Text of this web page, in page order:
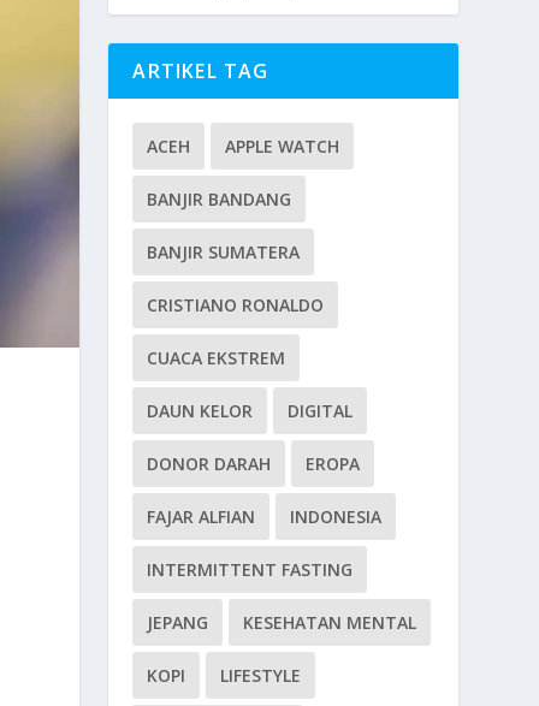
ARTIKEL TAG
ACEH APPLE WATCH
BANJIR BANDANG
BANJIR SUMATERA
CRISTIANO RONALDO
CUACA EKSTREM
DAUN KELOR DIGITAL
DONOR DARAH EROPA
FAJAR ALFIAN INDONESIA
INTERMITTENT FASTING
JEPANG KESEHATAN MENTAL
KOPI LIFESTYLE